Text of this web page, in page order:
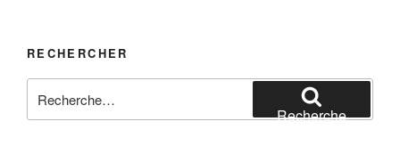
RECHERCHER
pour
Recherche